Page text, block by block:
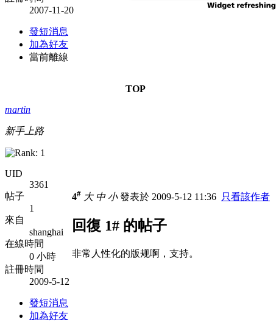
2007-11-20
發短消息
加為好友
當前離線
TOP
martin
新手上路
UID
3361
帖子
1
來自
shanghai
在線時間
0 小時
註冊時間
2009-5-12
發短消息
加為好友
4# 大 中 小發表於 2009-5-12 11:36 只看該作者
回復 1# 的帖子
非常人性化的版规啊，支持。